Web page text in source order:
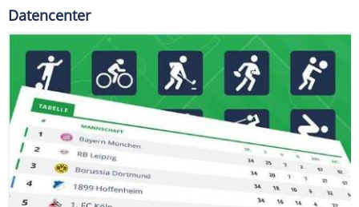
Datencenter